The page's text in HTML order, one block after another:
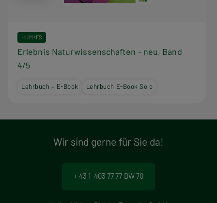
HUM/FS
Erlebnis Naturwissenschaften - neu, Band
4/5
Lehrbuch + E-Book Lehrbuch E-Book Solo
Wir sind gerne für Sie da!
+ 43 1 403 77 77 DW 70